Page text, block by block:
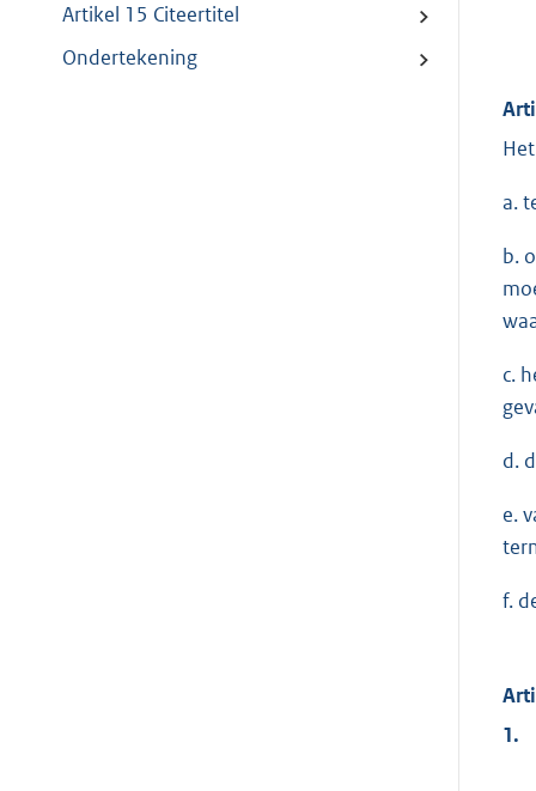
Artikel 15 Citeertitel
Ondertekening
a.
b.
c.
d.
e.
f.
1.